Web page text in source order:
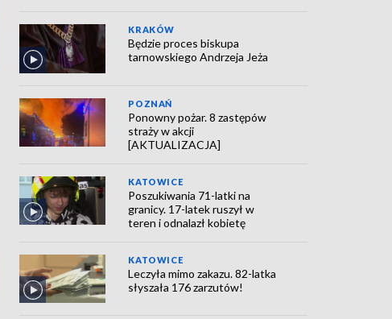
KRAKÓW
Będzie proces biskupa
tarnowskiego Andrzeja Jeża
POZNAŃ
Ponowny pożar. 8 zastępów
straży w akcji
[AKTUALIZACJA]
KATOWICE
Poszukiwania 71-latki na
granicy. 17-latek ruszył w
teren i odnalazł kobietę
KATOWICE
Leczyła mimo zakazu. 82-latka
słyszała 176 zarzutów!